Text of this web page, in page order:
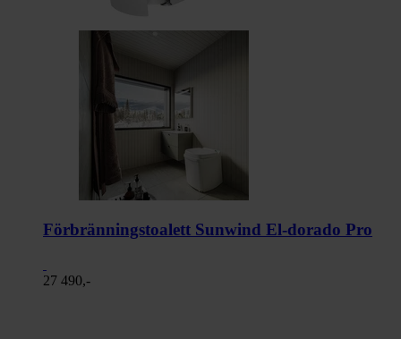
Förbränningstoalett Sunwind El-dorado Pro
27 490,-